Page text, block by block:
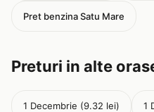
Pret benzina Satu Mare
Preturi in alte
1 Decembrie (9.32 lei) 1